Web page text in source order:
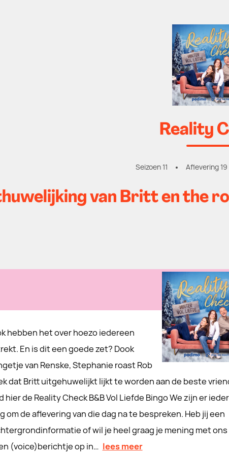
Reality
Seizoen 11 Aflevering 19
van Britt en the
hebben het over hoezo iedereen
En is dit een goede zet? Dook
van Renske, Stephanie roast Rob
dat Britt uitgehuwelijkt lijkt te worden aan de beste
hier de Reality Check B&B Vol Liefde Bingo We zijn er
om de aflevering van die dag na te bespreken. Heb jij een
of wil je heel graag je mening met ons
(voice)berichtje op in… lees meer